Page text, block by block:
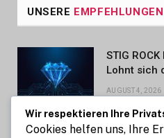
UNSERE EMPFEHLUNGEN
STIG
Lohnt sich
AUGUST 4, 2026
Wir respektieren Ihre
Cookies helfen uns, Ihre